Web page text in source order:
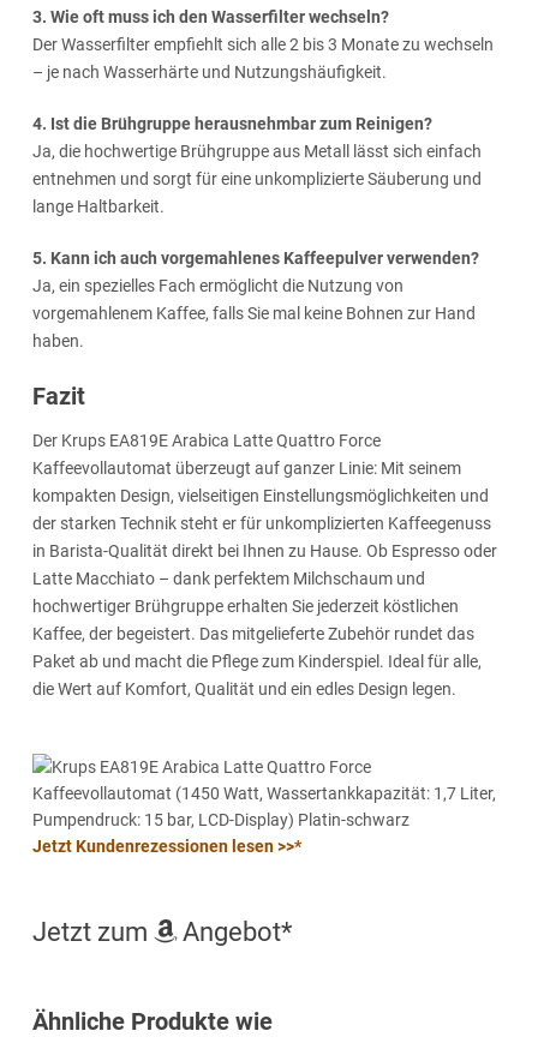
3. Wie oft muss ich den Wasserfilter wechseln?
Der Wasserfilter empfiehlt sich alle 2 bis 3 Monate zu wechseln
– je nach Wasserhärte und Nutzungshäufigkeit.
4. Ist die Brühgruppe herausnehmbar zum Reinigen?
Ja, die hochwertige Brühgruppe aus Metall lässt sich einfach
entnehmen und sorgt für eine unkomplizierte Säuberung und
lange Haltbarkeit.
5. Kann ich auch vorgemahlenes Kaffeepulver verwenden?
Ja, ein spezielles Fach ermöglicht die Nutzung von
vorgemahlenem Kaffee, falls Sie mal keine Bohnen zur Hand
haben.
Fazit
Der Krups EA819E Arabica Latte Quattro Force
Kaffeevollautomat überzeugt auf ganzer Linie: Mit seinem
kompakten Design, vielseitigen Einstellungsmöglichkeiten und
der starken Technik steht er für unkomplizierten Kaffeegenuss
in Barista-Qualität direkt bei Ihnen zu Hause. Ob Espresso oder
Latte Macchiato – dank perfektem Milchschaum und
hochwertiger Brühgruppe erhalten Sie jederzeit köstlichen
Kaffee, der begeistert. Das mitgelieferte Zubehör rundet das
Paket ab und macht die Pflege zum Kinderspiel. Ideal für alle,
die Wert auf Komfort, Qualität und ein edles Design legen.
Jetzt Kundenrezessionen lesen >>*
Jetzt zum Angebot*
Ähnliche Produkte wie